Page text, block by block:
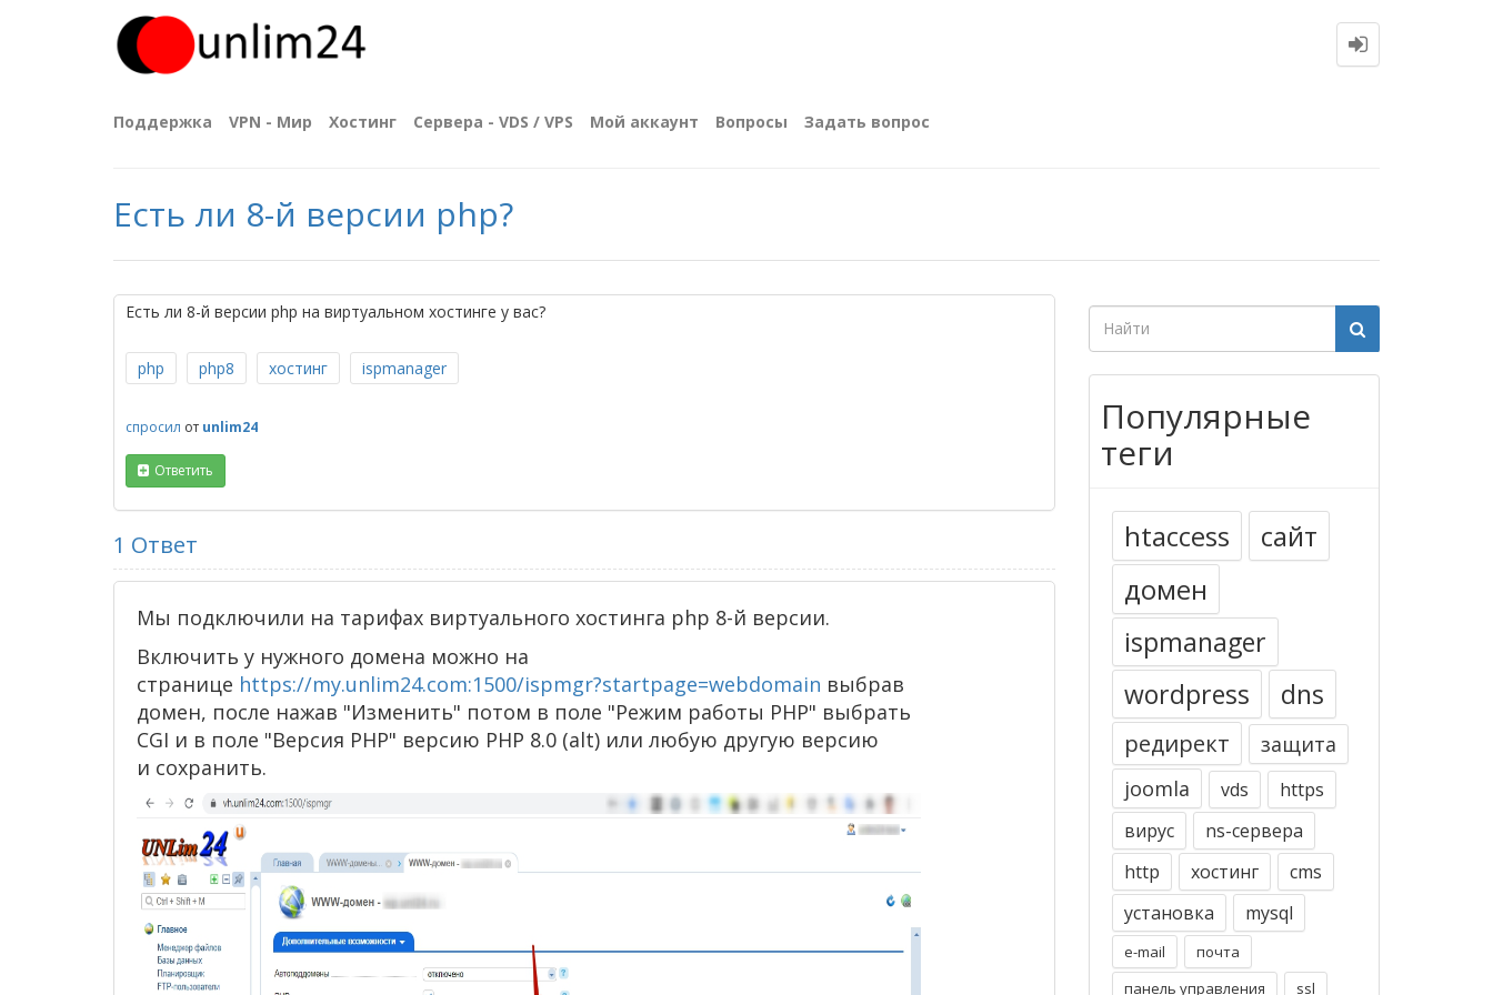
Поддержка VPN - Мир Хостинг Сервера - VDS / VPS Мой аккаунт Вопросы Задать вопрос
Есть ли 8-й версии php?
Есть ли 8-й версии php на виртуальном хостинге у вас?
php php8 хостинг ispmanager
спросил от unlim24
Ответить
1 Ответ
Мы подключили на тарифах виртуального хостинга php 8-й версии.
Включить у нужного домена можно на
странице https://my.unlim24.com:1500/ispmgr?startpage=webdomain выбрав
домен, после нажав "Изменить" потом в поле "Режим работы PHP" выбрать
CGI и в поле "Версия PHP" версию PHP 8.0 (alt) или любую другую версию
и сохранить.
Популярные
теги
htaccess
сайт
домен
ispmanager
wordpress
dns
редирект
защита
joomla
vds
https
вирус
ns-сервера
http
хостинг
cms
установка
mysql
e-mail
почта
панель управления
ssl